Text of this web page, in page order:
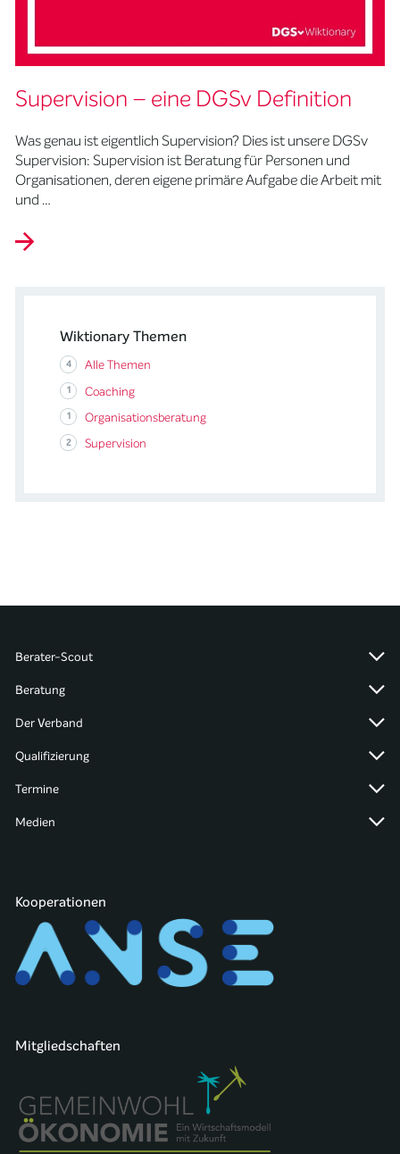
Supervision – eine DGSv Definition
Was genau ist eigentlich Supervision? Dies ist unsere DGSv
Supervision: Supervision ist Beratung für Personen und
Organisationen, deren eigene primäre Aufgabe die Arbeit mit
und …
Wiktionary Themen
4 Alle Themen
1 Coaching
1 Organisationsberatung
2 Supervision
Berater-Scout
Beratung
Der Verband
Qualifizierung
Termine
Medien
Kooperationen
Mitgliedschaften